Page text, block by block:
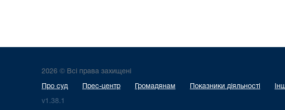
2026 © Всі права захищені
Про суд Прес-центр Громадянам Показники діяльності
v1.38.1